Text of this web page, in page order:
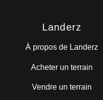
Landerz
À propos de Landerz
Acheter un terrain
Vendre un terrain